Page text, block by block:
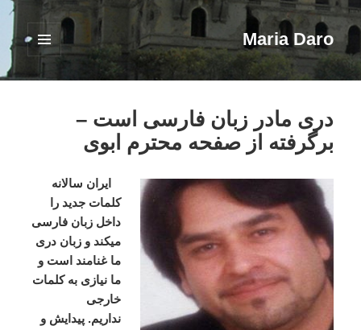
Maria Daro
فهرست
ابزارک‌ها
درى مادر زبان فارسى است –
برگرفته از صفحه محترم ابوی
ايران سالانه
كلمات جديد را
داخل زبان فارسى
ميكند و زباندرى
ما غنامند است و
ما نيازى به كلمات
خارجى
نداريم.پيدايش و